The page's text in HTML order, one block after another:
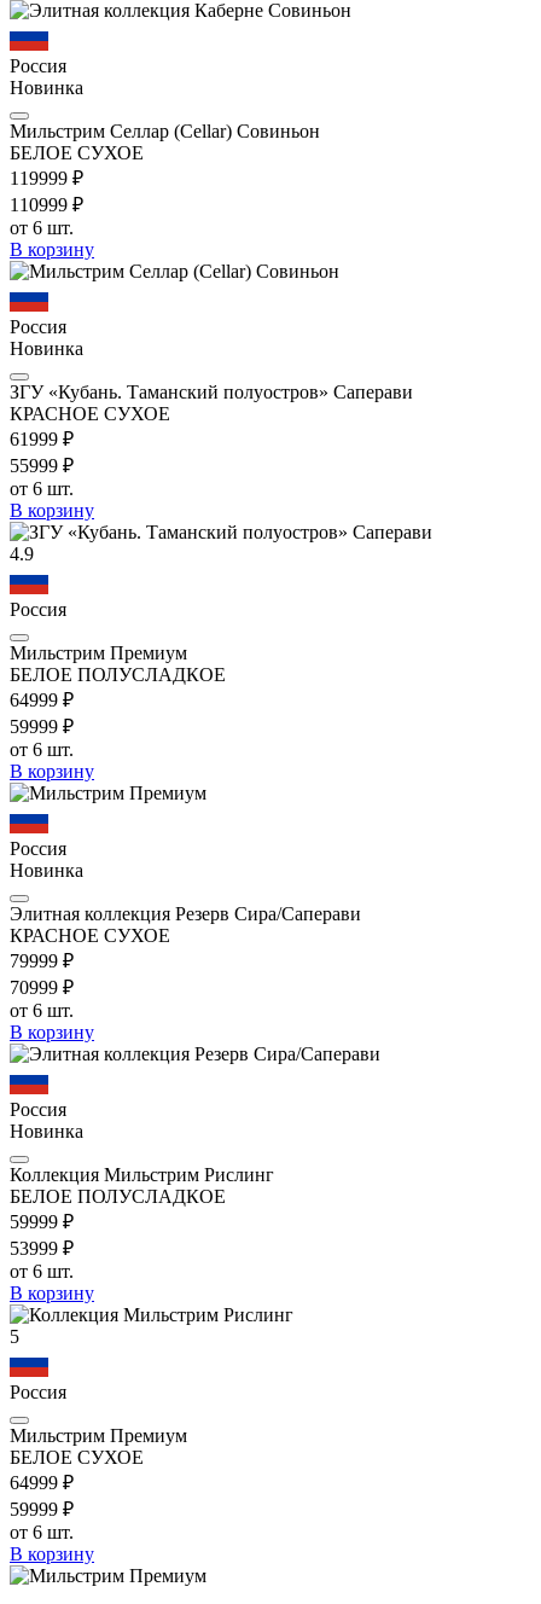
Россия
Новинка
Мильстрим Селлар (Cellar) Совиньон
БЕЛОЕ СУХОЕ
119999 ₽
110999 ₽
от 6 шт.
В корзину
Россия
Новинка
ЗГУ «Кубань. Таманский полуостров» Саперави
КРАСНОЕ СУХОЕ
61999 ₽
55999 ₽
от 6 шт.
В корзину
4.9
Россия
Мильстрим Премиум
БЕЛОЕ ПОЛУСЛАДКОЕ
64999 ₽
59999 ₽
от 6 шт.
В корзину
Россия
Новинка
Элитная коллекция Резерв Сира/Саперави
КРАСНОЕ СУХОЕ
79999 ₽
70999 ₽
от 6 шт.
В корзину
Россия
Новинка
Коллекция Мильстрим Рислинг
БЕЛОЕ ПОЛУСЛАДКОЕ
59999 ₽
53999 ₽
от 6 шт.
В корзину
5
Россия
Мильстрим Премиум
БЕЛОЕ СУХОЕ
64999 ₽
59999 ₽
от 6 шт.
В корзину